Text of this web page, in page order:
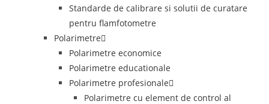
Standarde de calibrare si solutii de curatare
pentru flamfotometre
Polarimetre
Polarimetre economice
Polarimetre educationale
Polarimetre profesionale
Polarimetre cu element de control al